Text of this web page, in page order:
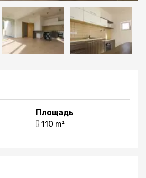
Площадь
110 m²